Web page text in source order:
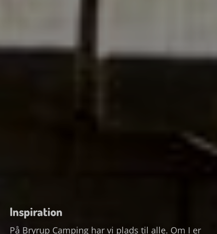
Inspiration
På Bryrup Camping har vi plads til alle. Om I er